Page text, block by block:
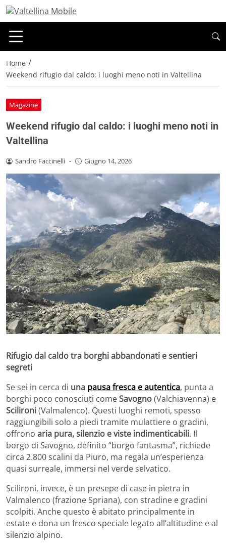
Home /
Weekend rifugio dal caldo: i luoghi meno noti in Valtellina
Magazine
Weekend rifugio dal caldo: i luoghi meno noti in
Valtellina
Sandro Faccinelli - Giugno 14, 2026
Rifugio dal caldo tra borghi abbandonati e sentieri
segreti
Se sei in cerca di una pausa fresca e autentica, punta a
borghi poco conosciuti comeSavogno(Valchiavenna) e
Scilironi(Valmalenco). Questi luoghi remoti, spesso
raggiungibili solo a piedi tramite mulattiere o gradini,
offrono aria pura, silenzio e viste indimenticabili. Il
borgo di Savogno, definito “borgo fantasma”, richiede
circa 2.800 scalini da Piuro, ma regala un’esperienza
quasi surreale, immersi nel verde selvatico.
Scilironi, invece, è un presepe di case in pietra in
Valmalenco (frazione Spriana), con stradine e gradini
scolpiti. Anche questo è abitato principalmente in
estate e dona un fresco speciale legato all’altitudine e al
silenzio alpino.